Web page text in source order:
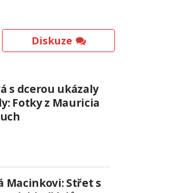
Diskuze
s dcerou ukázaly
Fotky z Mauricia
Macinkovi: Střet s